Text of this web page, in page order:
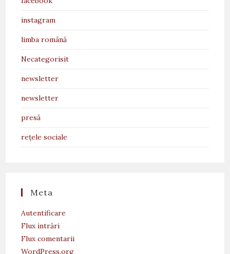
instagram
limba română
Necategorisit
newsletter
newsletter
presă
rețele sociale
Meta
Autentificare
Flux intrări
Flux comentarii
WordPress.org